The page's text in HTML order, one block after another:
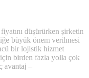
düşürürken şirketin
büyük önem verilmesi
bir lojistik hizmet
için birden fazla yolla çok
avantaj –